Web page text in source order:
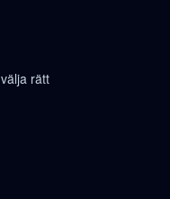
rätt